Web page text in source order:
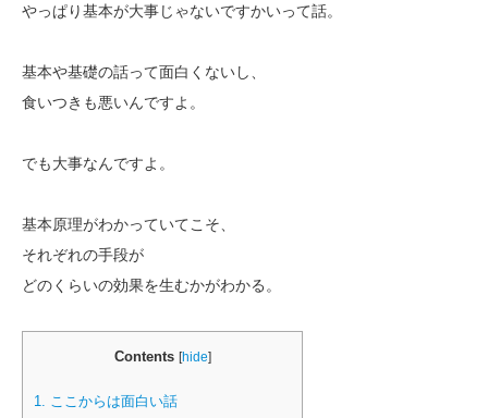
やっぱり基本が大事じゃないですかいって話。
基本や基礎の話って面白くないし、
食いつきも悪いんですよ。
でも大事なんですよ。
基本原理がわかっていてこそ、
それぞれの手段が
どのくらいの効果を生むかがわかる。
Contents [hide]
1. ここからは面白い話